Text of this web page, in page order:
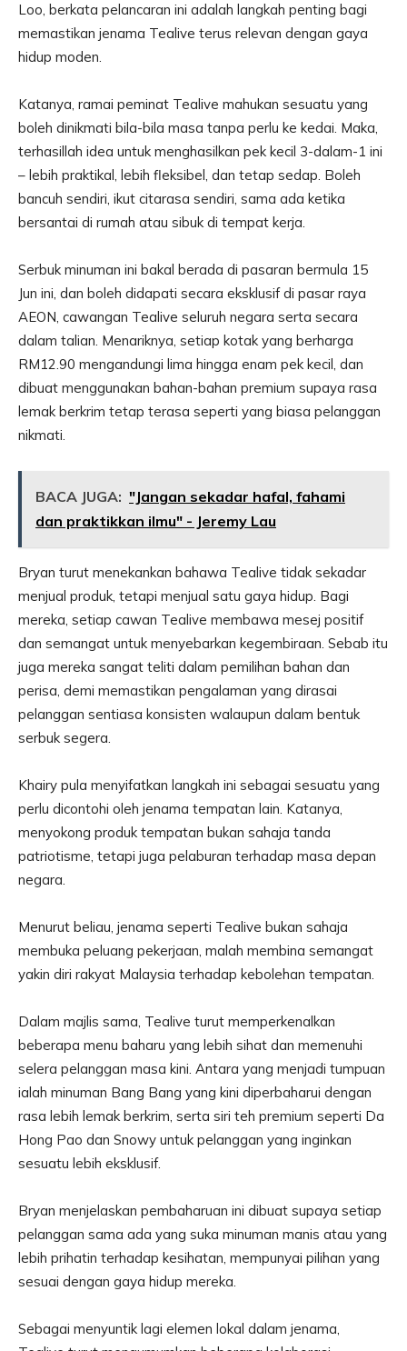
Loo, berkata pelancaran ini adalah langkah penting bagi
memastikan jenama Tealive terus relevan dengan gaya
hidup moden.
Katanya, ramai peminat Tealive mahukan sesuatu yang
boleh dinikmati bila-bila masa tanpa perlu ke kedai. Maka,
terhasillah idea untuk menghasilkan pek kecil 3-dalam-1 ini
– lebih praktikal, lebih fleksibel, dan tetap sedap. Boleh
bancuh sendiri, ikut citarasa sendiri, sama ada ketika
bersantai di rumah atau sibuk di tempat kerja.
Serbuk minuman ini bakal berada di pasaran bermula 15
Jun ini, dan boleh didapati secara eksklusif di pasar raya
AEON, cawangan Tealive seluruh negara serta secara
dalam talian. Menariknya, setiap kotak yang berharga
RM12.90 mengandungi lima hingga enam pek kecil, dan
dibuat menggunakan bahan-bahan premium supaya rasa
lemak berkrim tetap terasa seperti yang biasa pelanggan
nikmati.
BACA JUGA: "Jangan sekadar hafal, fahami
dan praktikkan ilmu" - Jeremy Lau
Bryan turut menekankan bahawa Tealive tidak sekadar
menjual produk, tetapi menjual satu gaya hidup. Bagi
mereka, setiap cawan Tealive membawa mesej positif
dan semangat untuk menyebarkan kegembiraan. Sebab itu
juga mereka sangat teliti dalam pemilihan bahan dan
perisa, demi memastikan pengalaman yang dirasai
pelanggan sentiasa konsisten walaupun dalam bentuk
serbuk segera.
Khairy pula menyifatkan langkah ini sebagai sesuatu yang
perlu dicontohi oleh jenama tempatan lain. Katanya,
menyokong produk tempatan bukan sahaja tanda
patriotisme, tetapi juga pelaburan terhadap masa depan
negara.
Menurut beliau, jenama seperti Tealive bukan sahaja
membuka peluang pekerjaan, malah membina semangat
yakin diri rakyat Malaysia terhadap kebolehan tempatan.
Dalam majlis sama, Tealive turut memperkenalkan
beberapa menu baharu yang lebih sihat dan memenuhi
selera pelanggan masa kini. Antara yang menjadi tumpuan
ialah minuman Bang Bang yang kini diperbaharui dengan
rasa lebih lemak berkrim, serta siri teh premium seperti Da
Hong Pao dan Snowy untuk pelanggan yang inginkan
sesuatu lebih eksklusif.
Bryan menjelaskan pembaharuan ini dibuat supaya setiap
pelanggan sama ada yang suka minuman manis atau yang
lebih prihatin terhadap kesihatan, mempunyai pilihan yang
sesuai dengan gaya hidup mereka.
Sebagai menyuntik lagi elemen lokal dalam jenama,